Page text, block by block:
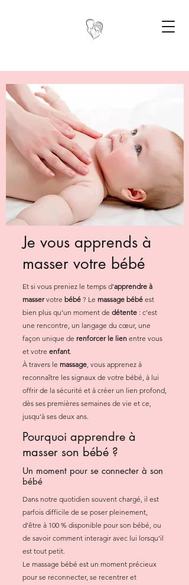
Je vous apprends à
masser votre bébé
Et si vous preniez le temps d’apprendre à
masservotre bébé ? Le massage bébé est
bien plus qu’un moment de détente : c’est
une rencontre, un langage du cœur, une
façon unique de renforcer le lien entre vous
et votre enfant.
À travers le massage, vous apprenez à
reconnaître les signaux de votre bébé, à lui
offrir de la sécurité et à créer un lien profond,
dès ses premières semaines de vie et ce,
jusqu’à ses deux ans.
Pourquoi apprendre à
masser son bébé ?
Un moment pour se connecter à son
bébé
Dans notre quotidien souvent chargé, il est
parfois difficile de se poser pleinement,
d’être à 100 % disponible pour son bébé, ou
de savoir comment interagir avec lui lorsqu’il
est tout petit.
Le massage bébé est un moment précieux
pour se reconnecter, se recentrer et